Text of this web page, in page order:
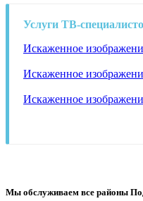
Услуги ТВ-
Искаженное
Искаженное
Искаженное
Мы обслуживаем все районы